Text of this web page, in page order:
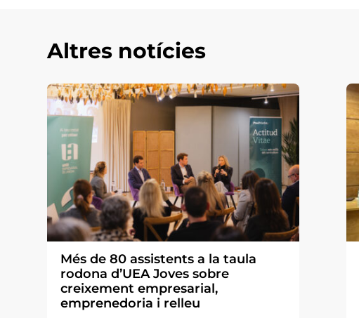
Altres notícies
Més de 80 assistents a la taula
rodona d’UEA Joves sobre
creixement empresarial,
emprenedoria i relleu